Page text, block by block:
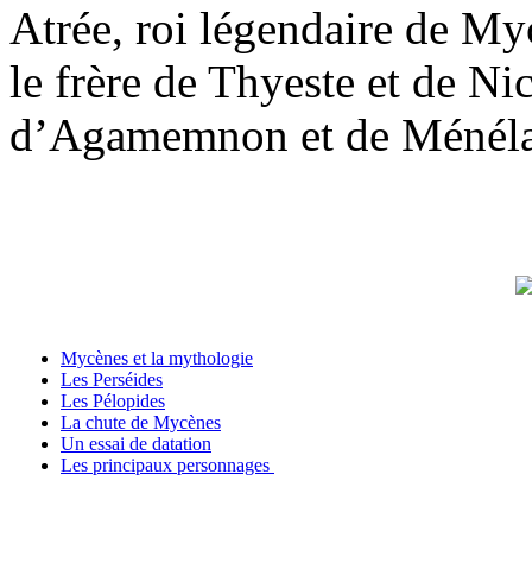
Atrée, roi légendaire de
le frère de Thyeste et de
d’Agamemnon et de
Mycènes et la mythologie
Les Perséides
Les Pélopides
La chute de Mycènes
Un essai de datation
Les principaux personnages